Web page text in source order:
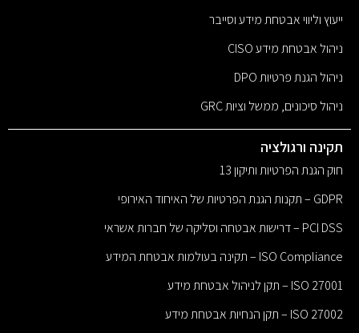
ייעוץ וליווי אבטחת מידע וסייבר
ניהול אבטחת מידע CISO
ניהול הגנת פרטיות DPO
ניהול סיכונים, ממשל וציות GRC
תקינה ורגולציה
חוק הגנת הפרטיות ותיקון 13
GDPR – תקנות הגנת הפרטיות של האיחוד האירופי
PCI DSS – דרישות אבטחה וסליקה של חברות אשראי
ISO Compliance – תקינה בעולמות אבטחת המידע
ISO 27001 – תקן לניהול אבטחת מידע
ISO 27002 – תקן הנחיות אבטחת מידע